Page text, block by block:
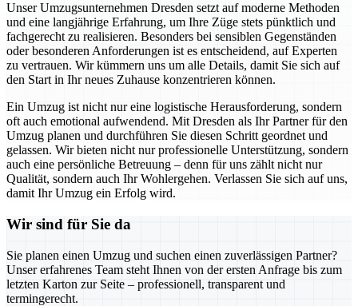
Unser Umzugsunternehmen Dresden setzt auf moderne Methoden
und eine langjährige Erfahrung, um Ihre Züge stets pünktlich und
fachgerecht zu realisieren. Besonders bei sensiblen Gegenständen
oder besonderen Anforderungen ist es entscheidend, auf Experten
zu vertrauen. Wir kümmern uns um alle Details, damit Sie sich auf
den Start in Ihr neues Zuhause konzentrieren können.
Ein Umzug ist nicht nur eine logistische Herausforderung, sondern
oft auch emotional aufwendend. Mit Dresden als Ihr Partner für den
Umzug planen und durchführen Sie diesen Schritt geordnet und
gelassen. Wir bieten nicht nur professionelle Unterstützung, sondern
auch eine persönliche Betreuung – denn für uns zählt nicht nur
Qualität, sondern auch Ihr Wohlergehen. Verlassen Sie sich auf uns,
damit Ihr Umzug ein Erfolg wird.
Wir sind für Sie da
Sie planen einen Umzug und suchen einen zuverlässigen Partner?
Unser erfahrenes Team steht Ihnen von der ersten Anfrage bis zum
letzten Karton zur Seite – professionell, transparent und
termingerecht.